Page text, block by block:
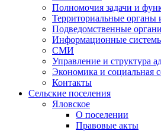
Полномочия задачи и
Территориальные органы
Подведомственные
Информационные
СМИ
Управление и структура
Экономика и социальная
Контакты
Сельские поселения
Яловское
О поселении
Правовые акты